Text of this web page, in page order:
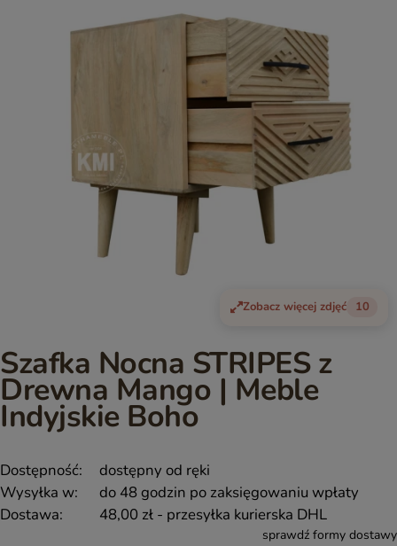
Zobacz więcej zdjęć 10
Szafka Nocna STRIPES z
Drewna Mango | Meble
Indyjskie Boho
Dostępność:
dostępny od ręki
Wysyłka w:
do 48 godzin po zaksięgowaniu wpłaty
Dostawa:
48,00 zł - przesyłka kurierska DHL
sprawdź formy dostawy